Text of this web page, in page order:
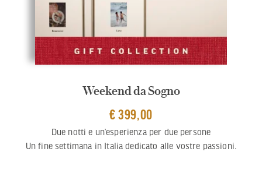
Weekend da Sogno
€ 399,00
Due notti e un’esperienza per due persone
Un fine settimana in Italia dedicato alle vostre passioni.